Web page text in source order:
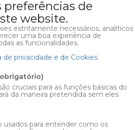
preferências de
website.
estritamente necessários, analíticos
uma boa experiência de
as funcionalidades.
de privacidade e de Cookies.
cruciais para as funções básicas do
da maneira pretendida sem eles
usados para entender como os